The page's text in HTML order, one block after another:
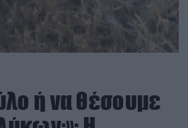
ή να θέσουμε